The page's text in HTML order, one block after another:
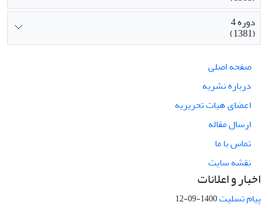
دوره 4
(1381)
صفحه اصلی
درباره نشریه
اعضای هیات تحریریه
ارسال مقاله
تماس با ما
نقشه سایت
اخبار و اعلانات
پیام تسلیت1400-09-12